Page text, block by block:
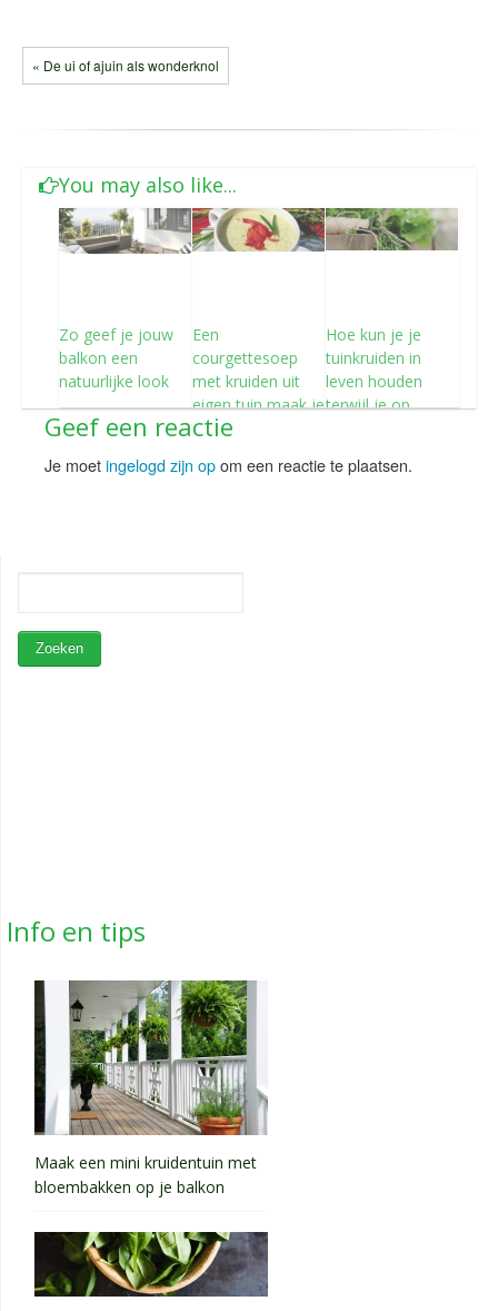
« De ui of ajuin als wonderknol
You may also like...
Zo geef je jouw
balkon een
natuurlijke look
Een
courgettesoep
met kruiden uit
eigen tuin maak je
zo
Hoe kun je je
tuinkruiden in
leven houden
terwijl je op
Geef een reactie
Je moetingelogd zijn opom een reactie te plaatsen.
Info en tips
Maak een mini kruidentuin met
bloembakken op je balkon